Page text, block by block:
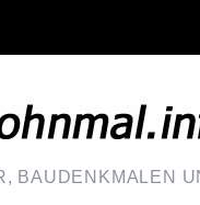
BAUDENKMALEN